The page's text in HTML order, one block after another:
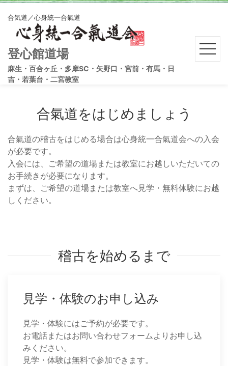
合気道／心身統一合氣道
登心館道場
麻生・百合ヶ丘・多摩SC・矢野口・宮前・有馬・日
吉・若葉台・二宮教室
合氣道をはじめましょう
合氣道の稽古をはじめる場合は心身統一合氣道会への入会
が必要です。
入会には、ご希望の道場または教室にお越しいただいての
お手続きが必要になります。
まずは、ご希望の道場または教室へ見学・無料体験にお越
しください。
稽古を始めるまで
見学・体験のお申し込み
見学・体験にはご予約が必要です。
お電話またはお問い合わせフォームよりお申し込
みください。
見学・体験は無料で参加できます。